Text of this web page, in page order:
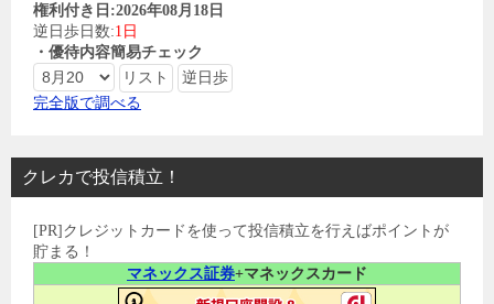
権利付き日:2026年08月18日
逆日歩日数:1日
・優待内容簡易チェック
完全版で調べる
クレカで投信積立！
[PR]クレジットカードを使って投信積立を行えばポイントが
貯まる！
マネックス証券+マネックスカード